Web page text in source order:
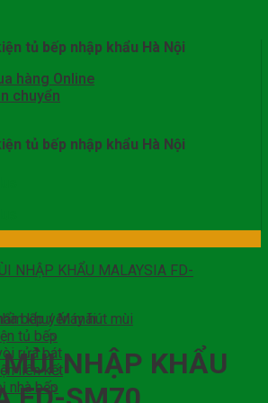
tủ bếp nhập khẩu Hà Nội
hàng Online
chuyển
tủ bếp nhập khẩu Hà Nội
khuyến mãi
tủ bếp
rửa bát
liên kết
nhà bếp
bếp / Máy hút mùi
NHẬP KHẨU